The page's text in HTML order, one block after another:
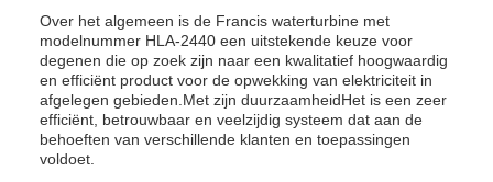
Over het algemeen is de Francis waterturbine met
modelnummer HLA-2440 een uitstekende keuze voor
degenen die op zoek zijn naar een kwalitatief hoogwaardig
en efficiënt product voor de opwekking van elektriciteit in
afgelegen gebieden.Met zijn duurzaamheidHet is een zeer
efficiënt, betrouwbaar en veelzijdig systeem dat aan de
behoeften van verschillende klanten en toepassingen
voldoet.